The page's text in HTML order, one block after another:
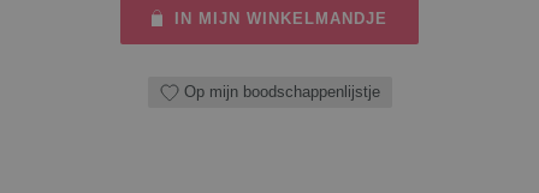
IN MIJN WINKELMANDJE
Op mijn boodschappenlijstje